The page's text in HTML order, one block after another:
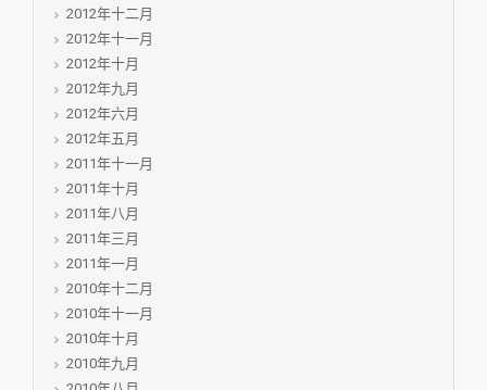
2012年十二月
2012年十一月
2012年十月
2012年九月
2012年六月
2012年五月
2011年十一月
2011年十月
2011年八月
2011年三月
2011年一月
2010年十二月
2010年十一月
2010年十月
2010年九月